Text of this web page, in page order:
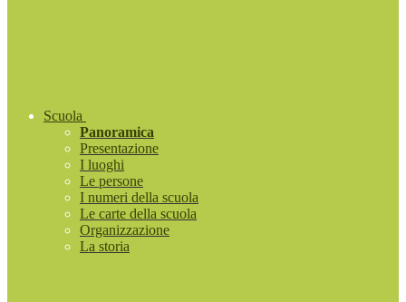
Scuola
Panoramica
Presentazione
I luoghi
Le persone
I numeri della scuola
Le carte della scuola
Organizzazione
La storia